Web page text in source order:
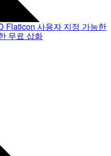
Flaticon 사용자 지정 가능한
무료 삽화